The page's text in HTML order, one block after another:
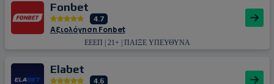
Fonbet
4.7
Αξιολόγηση Fonbet
ΕΕΕΠ | 21+ | ΠΑΙΞΕ ΥΠΕΥΘΥΝΑ
Εlabet
4.6